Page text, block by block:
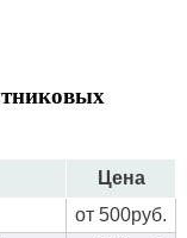
Цена
от 500руб.